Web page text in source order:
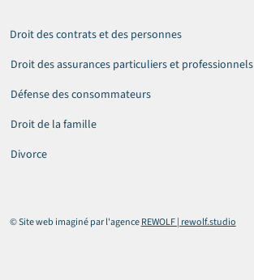
© Site web imaginé par l'agenceREWOLF | rewolf.studio
Droit des contrats et des personnes
Droit des assurances particuliers et professionnels
Défense des consommateurs
Droit de la famille
Divorce